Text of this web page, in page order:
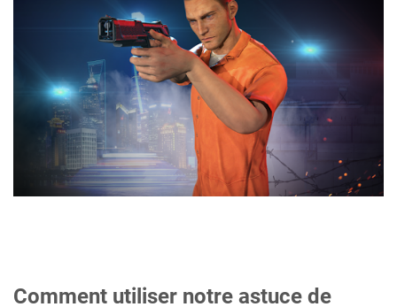
Comment utiliser notre astuce de